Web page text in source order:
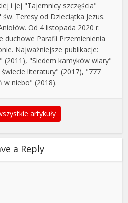
i jej "Tajemnicy szczęścia"
Teresy od Dzieciątka Jezus.
Od 4 listopada 2020 r.
duchowe Parafii Przemienienia
Najważniejsze publikacje:
(2011), "Siedem kamyków wiary"
literatury" (2017), "777
w niebo" (2018).
artykuły
a Reply